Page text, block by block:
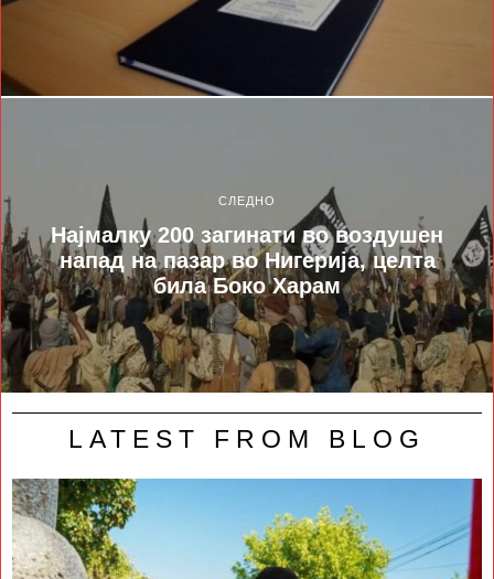
СЛЕДНО
Најмалку 200 загинати во воздушен
напад на пазар во Нигерија, целта
била Боко Харам
LATEST FROM BLOG